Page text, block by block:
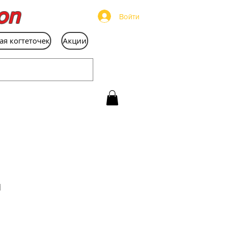
Войти
когтеточек Акции